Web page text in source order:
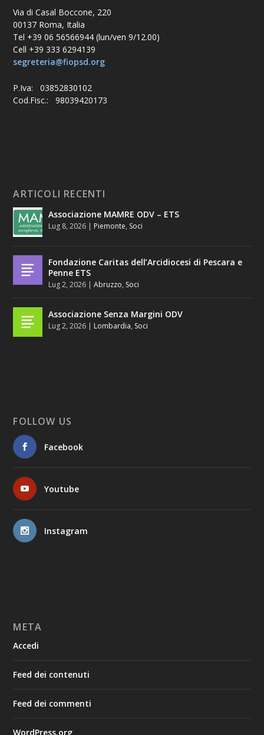
Via di Casal Boccone, 220
00137 Roma, Italia
Tel +39 06 56566944 (lun/ven 9/12.00)
Cell +39 333 6294139
segreteria@fiopsd.org
P.Iva: 03852830102
Cod.Fisc.: 98039420173
ARTICOLI RECENTI
Associazione MAMRE ODV – ETS
Lug 8, 2026 | Piemonte, Soci
Fondazione Caritas dell’Arcidiocesi di Pescara e
Penne ETS
Lug 2, 2026 |Abruzzo, Soci
Associazione Senza Margini ODV
Lug 2, 2026 | Lombardia, Soci
FOLLOW US
Facebook
Youtube
Instagram
META
Accedi
Feed dei contenuti
Feed dei commenti
WordPress.org